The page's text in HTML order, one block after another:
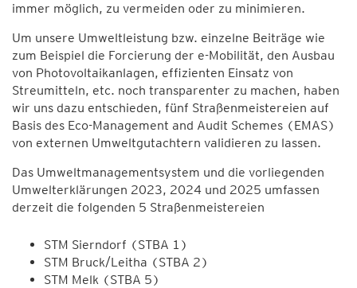
immer möglich, zu vermeiden oder zu minimieren.
Um unsere Umweltleistung bzw. einzelne Beiträge wie
zum Beispiel die Forcierung der e-Mobilität, den Ausbau
von Photovoltaikanlagen, effizienten Einsatz von
Streumitteln, etc. noch transparenter zu machen, haben
wir uns dazu entschieden, fünf Straßenmeistereien auf
Basis des Eco-Management and Audit Schemes (EMAS)
von externen Umweltgutachtern validieren zu lassen.
Das Umweltmanagementsystem und die vorliegenden
Umwelterklärungen 2023, 2024 und 2025 umfassen
derzeit die folgenden 5 Straßenmeistereien
STM Sierndorf (STBA 1)
STM Bruck/Leitha (STBA 2)
STM Melk (STBA 5)